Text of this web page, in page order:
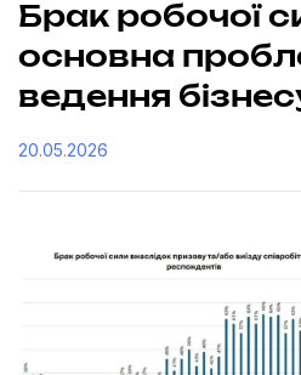
Брак робочої
основна
ведення
20.05.2026